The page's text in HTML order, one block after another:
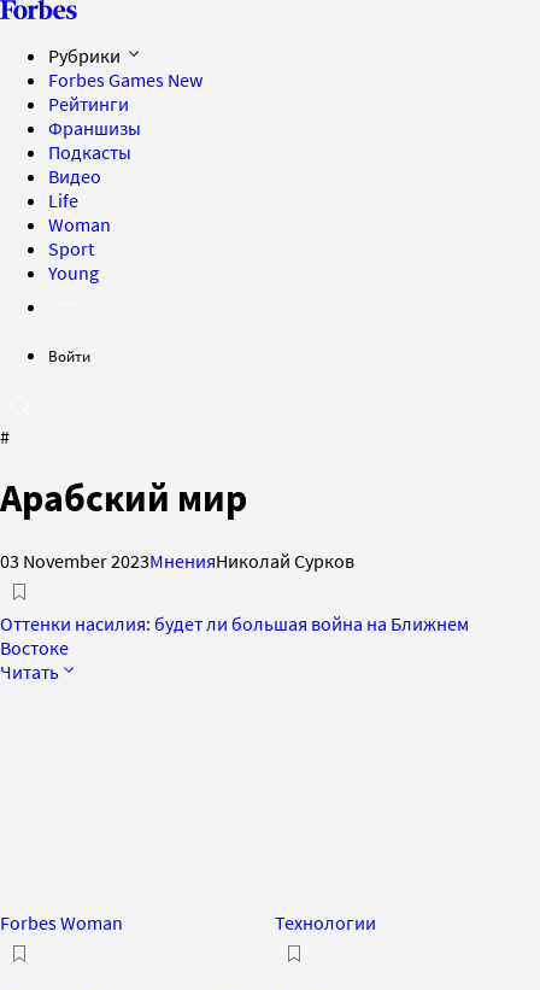
Рубрики
Forbes Games New
Рейтинги
Франшизы
Подкасты
Видео
Life
Woman
Sport
Young
Войти
#
Арабский мир
03 November 2023МненияНиколай Сурков
Оттенки насилия: будет ли большая война на Ближнем
Востоке
Читать
Forbes Woman Технологии